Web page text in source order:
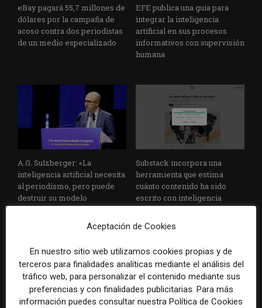
eBay pagará 55,7 millones de
dólares por la campaña de
acoso contra dos periodistas
de un medio especializado
EFE publica una guía para
integrar la inteligencia
artificial en sus procesos
informativos con supervisión
humana
A.G. Sulzberger: «La
inteligencia artificial necesita
al periodismo, pero puede
destruir su modelo
Substack incorpora una
herramienta que estima
cuánto contenido ha sido
escrito con inteligencia
Aceptación de Cookies
En nuestro sitio web utilizamos cookies propias y de
terceros para finalidades analíticas mediante el análisis del
tráfico web, para personalizar el contenido mediante sus
preferencias y con finalidades publicitarias. Para más
información puedes consultar nuestra Política de Cookies